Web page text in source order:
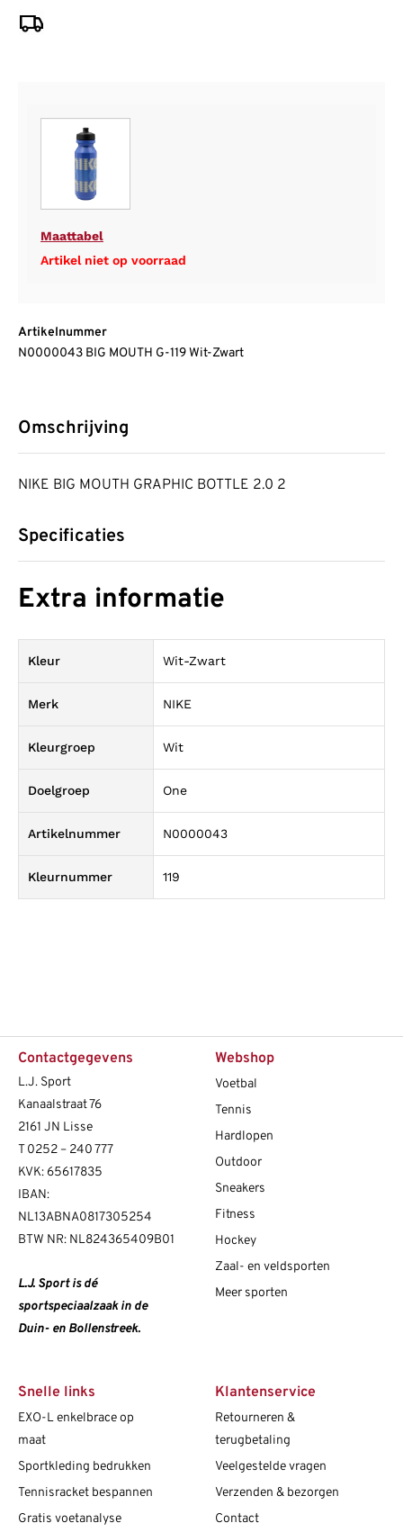
Maattabel
Artikel niet op voorraad
Artikelnummer
N0000043 BIG MOUTH G-119 Wit-Zwart
Omschrijving
NIKE BIG MOUTH GRAPHIC BOTTLE 2.0 2
Specificaties
Extra informatie
Kleur Wit-Zwart
Merk NIKE
Kleurgroep Wit
Doelgroep One
Artikelnummer N0000043
Kleurnummer 119
Contactgegevens
L.J. Sport
Kanaalstraat 76
2161 JN Lisse
T 0252 – 240 777
KVK: 65617835
IBAN:
NL13ABNA0817305254
BTW NR: NL824365409B01
L.J. Sport is dé
sportspeciaalzaak in de
Duin- en Bollenstreek.
Webshop
Voetbal
Tennis
Hardlopen
Outdoor
Sneakers
Fitness
Hockey
Zaal- en veldsporten
Meer sporten
Snelle links
EXO-L enkelbrace op
maat
Sportkleding bedrukken
Tennisracket bespannen
Gratis voetanalyse
Klantenservice
Retourneren &
terugbetaling
Veelgestelde vragen
Verzenden & bezorgen
Contact